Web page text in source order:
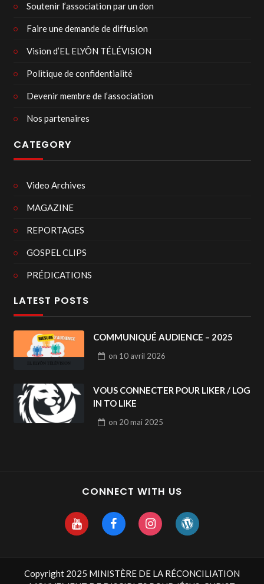
Soutenir l’association par un don
Faire une demande de diffusion
Vision d’EL ELYÔN TÉLÉVISION
Politique de confidentialité
Devenir membre de l’association
Nos partenaires
CATEGORY
Video Archives
MAGAZINE
REPORTAGES
GOSPEL CLIPS
PRÉDICATIONS
LATEST POSTS
COMMUNIQUÉ AUDIENCE – 2025
on 10 avril 2026
VOUS CONNECTER POUR LIKER / LOG
IN TO LIKE
on 20 mai 2025
CONNECT WITH US
Copyright 2025 MINISTÈRE DE LA RÉCONCILIATION